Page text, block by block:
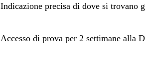
Indicazione precisa di dove si trovano
Accesso di prova per 2 settimane alla